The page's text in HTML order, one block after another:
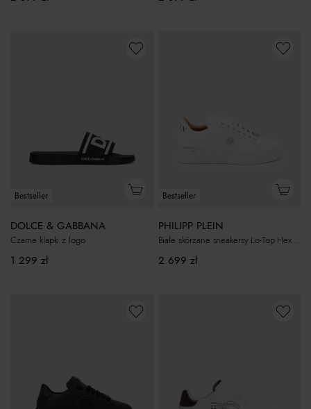
Bestseller
DOLCE & GABBANA
Czarne klapki z logo
1 299 zł
Bestseller
PHILIPP PLEIN
Białe skórzane sneakersy Lo-Top Hexagon
2 699 zł